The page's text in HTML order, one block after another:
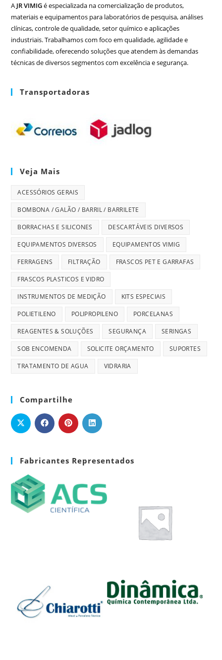
A JR VIMIGé especializada na comercialização de produtos,
materiais e equipamentos para laboratórios de pesquisa, análises
clínicas, controle de qualidade, setor químico e aplicações
industriais. Trabalhamos com foco em qualidade, agilidade e
confiabilidade, oferecendo soluções que atendem às demandas
técnicas de diversos segmentos com excelência e segurança.
Transportadoras
Veja Mais
ACESSÓRIOS GERAIS
BOMBONA / GALÃO / BARRIL / BARRILETE
BORRACHAS E SILICONES DESCARTÁVEIS DIVERSOS
EQUIPAMENTOS DIVERSOS EQUIPAMENTOS VIMIG
FERRAGENS FILTRAÇÃO FRASCOS PET E GARRAFAS
FRASCOS PLASTICOS E VIDRO
INSTRUMENTOS DE MEDIÇÃO KITS ESPECIAIS
POLIETILENO POLIPROPILENO PORCELANAS
REAGENTES & SOLUÇÕES SEGURANÇA SERINGAS
SOB ENCOMENDA SOLICITE ORÇAMENTO SUPORTES
TRATAMENTO DE AGUA VIDRARIA
Compartilhe
Fabricantes Representados